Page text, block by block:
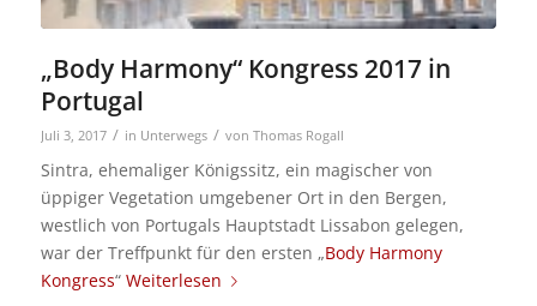
„Body Harmony“ Kongress 2017 in
Portugal
Juli 3, 2017 / in Unterwegs / von Thomas Rogall
Sintra, ehemaliger Königssitz, ein magischer von
üppiger Vegetation umgebener Ort in den Bergen,
westlich von Portugals Hauptstadt Lissabon gelegen,
war der Treffpunkt für den ersten „Body Harmony
Kongress“ Weiterlesen